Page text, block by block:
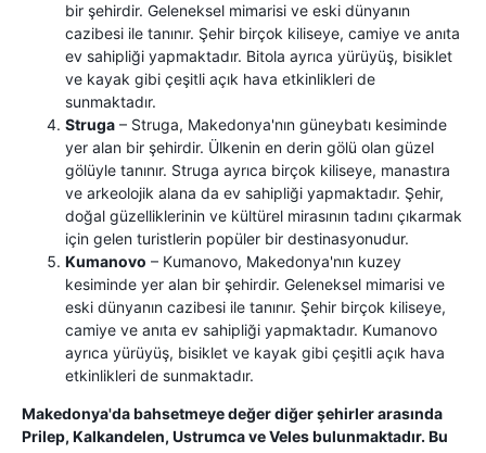
bir şehirdir. Geleneksel mimarisi ve eski dünyanın
cazibesi ile tanınır. Şehir birçok kiliseye, camiye ve anıta
ev sahipliği yapmaktadır. Bitola ayrıca yürüyüş, bisiklet
ve kayak gibi çeşitli açık hava etkinlikleri de
sunmaktadır.
Struga – Struga, Makedonya'nın güneybatı kesiminde
yer alan bir şehirdir. Ülkenin en derin gölü olan güzel
gölüyle tanınır. Struga ayrıca birçok kiliseye, manastıra
ve arkeolojik alana da ev sahipliği yapmaktadır. Şehir,
doğal güzelliklerinin ve kültürel mirasının tadını çıkarmak
için gelen turistlerin popüler bir destinasyonudur.
Kumanovo – Kumanovo, Makedonya'nın kuzey
kesiminde yer alan bir şehirdir. Geleneksel mimarisi ve
eski dünyanın cazibesi ile tanınır. Şehir birçok kiliseye,
camiye ve anıta ev sahipliği yapmaktadır. Kumanovo
ayrıca yürüyüş, bisiklet ve kayak gibi çeşitli açık hava
etkinlikleri de sunmaktadır.
Makedonya'da bahsetmeye değer diğer şehirler arasında
Prilep, Kalkandelen, Ustrumca ve Veles bulunmaktadır. Bu